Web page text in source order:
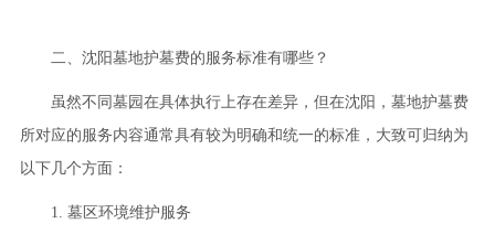
二、沈阳墓地护墓费的服务标准有哪些？
虽然不同墓园在具体执行上存在差异，但在沈阳，墓地护墓费
所对应的服务内容通常具有较为明确和统一的标准，大致可归纳为
以下几个方面：
1. 墓区环境维护服务